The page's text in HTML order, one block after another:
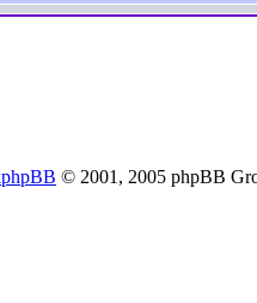
phpBB © 2001, 2005 phpBB